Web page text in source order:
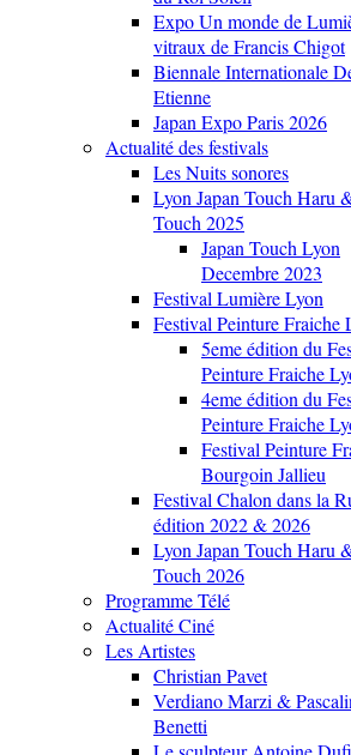
Expo Un monde de
vitraux de Francis Chigot
Biennale Internationale
Etienne
Japan Expo Paris 2026
Actualité des festivals
Les Nuits sonores
Lyon Japan Touch Haru
Touch 2025
Japan Touch Lyon
Decembre 2023
Festival Lumière Lyon
Festival Peinture Fraiche
5eme édition du
Peinture Fraiche
4eme édition du
Peinture Fraiche
Festival Peinture
Bourgoin Jallieu
Festival Chalon dans la
édition 2022 & 2026
Lyon Japan Touch Haru
Touch 2026
Programme Télé
Actualité Ciné
Les Artistes
Christian Pavet
Verdiano Marzi &
Benetti